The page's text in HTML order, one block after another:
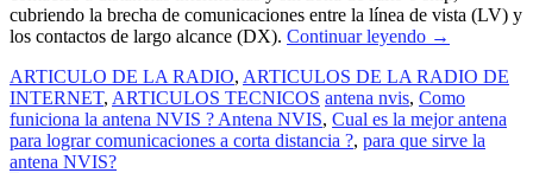
cubriendo la brecha de comunicaciones entre la línea de vista (LV) y
los contactos de largo alcance (DX). Continuar leyendo →
ARTICULO DE LA RADIO, ARTICULOS DE LA RADIO DE
INTERNET, ARTICULOS TECNICOS antena nvis, Como
funiciona la antena NVIS ? Antena NVIS, Cual es la mejor antena
para lograr comunicaciones a corta distancia ?, para que sirve la
antena NVIS?